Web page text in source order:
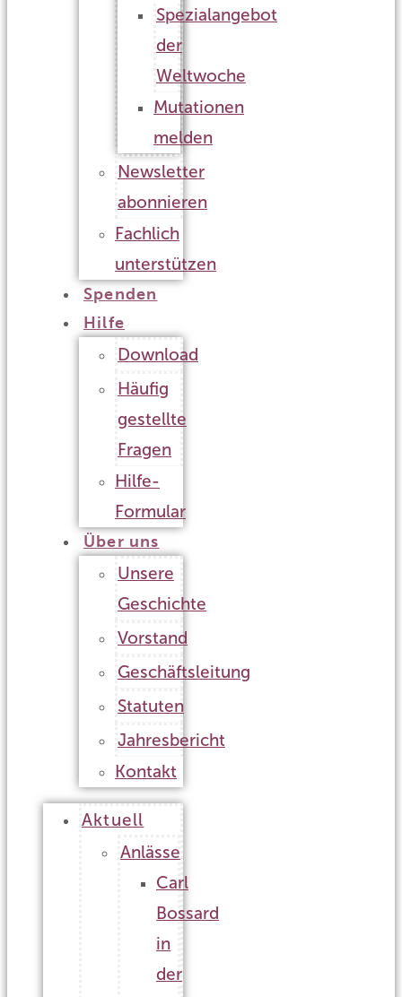
Spezialangebot
der
Weltwoche
Mutationen
melden
Newsletter
abonnieren
Fachlich
unterstützen
Spenden
Hilfe
Download
Häufig
gestellte
Fragen
Hilfe-
Formular
Über uns
Unsere
Geschichte
Vorstand
Geschäftsleitung
Statuten
Jahresbericht
Kontakt
Aktuell
Anlässe
Carl
Bossard
in
der